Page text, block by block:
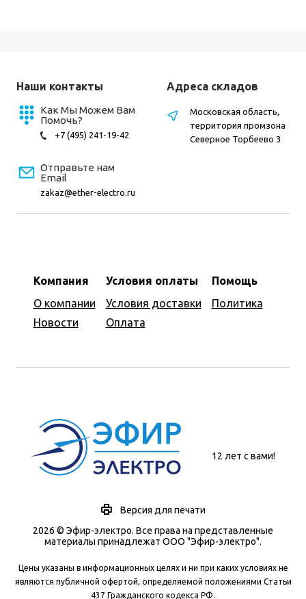
Наши контакты
Как Мы Можем Вам
Помочь?
+7 (495) 241-19-42
Отправьте нам
Email
zakaz@ether-electro.ru
Компания
О компании
Новости
Условия оплаты
Условия доставки
Оплата
Помощь
Политика
Адреса складов
Московская область,
территория промзона
Северное Торбеево 3
12 лет с вами!
Версия для печати
2026 © Эфир-электро. Все права на представленные
материалы принадлежат ООО "Эфир-электро".
Цены указаны в информационных целях и ни при каких условиях не
являются публичной офертой, определяемой положениями Статьи
437 Гражданского кодекса РФ.